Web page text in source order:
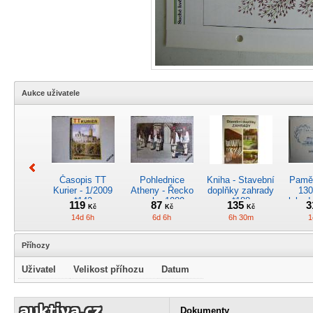
Aukce uživatele
Časopis TT
Kurier - 1/2009
*142
119Kč
14d 6h
Pohlednice
Atheny - Řecko
z roku 1989.
Nová nepoužitá
*5019
87 Kč
6d 6h
Kniha - Stavební
doplňky zahrady
*188
135 Kč
6h 30m
Pohlednice
kreslená -
Pánské kapesní
Pohlednice
motorového
Příhozy
Uživatel Velikost příhozu Datum
Dokumenty